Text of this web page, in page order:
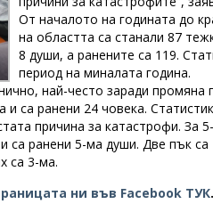
От началото на годината до
на областта са станали 87
8 души, а ранените са 119.
период на миналата година.
най-често заради промяна
са ранени 24 човека.
причина за катастрофи. За
са ранени 5-ма души. Две пък
са 3-ма.
ни във Facebook ТУК.